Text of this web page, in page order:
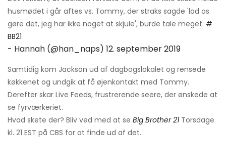
husmødet i går aftes vs. Tommy, der straks sagde 'lad os
gøre det, jeg har ikke noget at skjule', burde tale meget. #
BB21
- Hannah (@han_naps) 12. september 2019
Samtidig kom Jackson ud af dagbogslokalet og rensede
køkkenet og undgik at få øjenkontakt med Tommy.
Derefter skar Live Feeds, frustrerende seere, der ønskede at
se fyrværkeriet.
Hvad skete der? Bliv ved med at se Big Brother 21 Torsdage
kl. 21 EST på CBS for at finde ud af det.